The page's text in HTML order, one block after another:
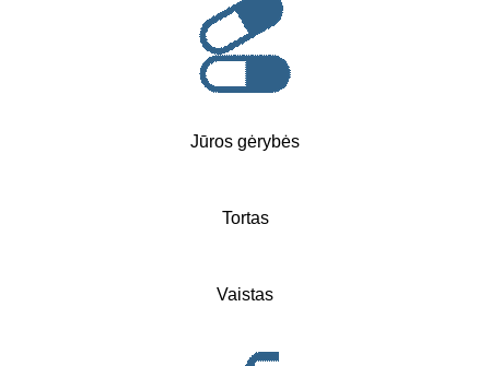
Jūros gėrybės
Tortas
Vaistas